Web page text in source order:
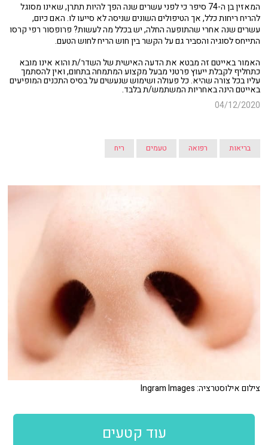
המאזין בן ה-74 סיפר כי לפני עשרים שנה הפך להיות תתרן, שאינו מסוגל
להריח ריחות כלל, אך הטיפולים השונים שניסה לא סייעו לו. האם כיום,
עשרים שנה אחרי שהתופעה החלה, יש בכלל מה לעשות? פרופסור רפי קרסו
התייחס לסוגיה והסביר גם על הקשר בין חוש הריח לחוש הטעם.
האמור באייטם זה מבטא את הדעה האישית של השדר/ת והוא אינו מובא
כתחליף לקבלת ייעוץ פרטני מבעל מקצוע המתמחה בתחום, ואין להסתמך
עליו בכל צורה שהיא. כל פעולה ושימוש שנעשים על בסיס התכנים המופיעים
באייטם הינה באחריות המשתמש/ת בלבד.
04/12/2020
בריאות רפואה טעמים ריח
צילום אילוסטרציה: Ingram Images
עוד קטעים